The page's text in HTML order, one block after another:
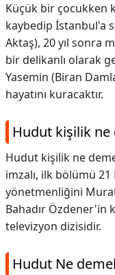
Küçük bir çocukken
kaybedip İstanbul'a
Aktaş), 20 yıl sonra
bir delikanlı olarak
Yasemin (Biran
hayatını kuracaktır.
Hudut kişilik ne
Hudut kişilik ne
imzalı, ilk bölümü
yönetmenliğini
Bahadır Özdener'in
televizyon dizisidir.
Hudut Ne